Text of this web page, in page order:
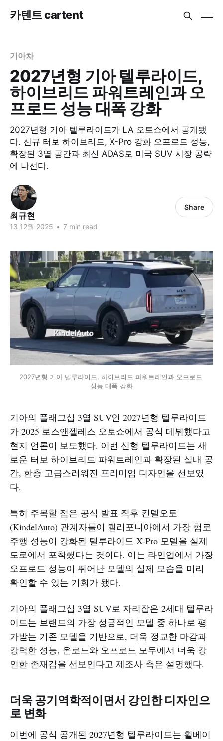
카텐트 cartent
기아차
2027년형 기아 텔루라이드,
하이브리드 파워트레인과 오
프로드 성능 대폭 강화
2027년형 기아 텔루라이드가 LA 오토쇼에서 공개됐
다. 신규 터보 하이브리드, X-Pro 강화 오프로드 성능,
확장된 3열 공간과 최신 ADAS로 미국 SUV 시장 공략
에 나선다.
최규현
13 12월 2025 • 7 min read
Share
2027년형 기아 텔루라이드, 하이브리드 파워트레인과 오프로드
성능 대폭 강화
기아의 플래그십 3열 SUV인 2027년형 텔루라이드
가 2025 로스앤젤레스 오토쇼에서 공식 데뷔했다고
현지 언론이 보도했다. 이번 신형 텔루라이드는 새
로운 터보 하이브리드 파워트레인과 확장된 실내 공
간, 한층 고급스러워진 프리미엄 디자인을 선보였
다.
특히 주목할 점은 공식 발표 직후 킨델오토
(KindelAuto) 관계자들이 캘리포니아에서 가장 험로
주행 성능이 강화된 텔루라이드 X-Pro 모델을 실제
도로에서 포착했다는 것이다. 이는 라인업에서 가장
오프로드 성능이 뛰어난 모델의 실제 모습을 미리
확인할 수 있는 기회가 됐다.
기아의 플래그십 3열 SUV로 자리잡은 2세대 텔루라
이드는 브랜드의 가장 성공적인 모델 중 하나로 평
가받는 기존 모델을 기반으로, 더욱 정교한 마감과
강력한 성능, 온로드와 오프로드 모두에서 더욱 강
인한 존재감을 선보인다고 제조사 측은 설명했다.
더욱 공기역학적이면서 강인한 디자인으
로 변화
이번에 공식 공개된 2027년형 텔루라이드는 휠베이